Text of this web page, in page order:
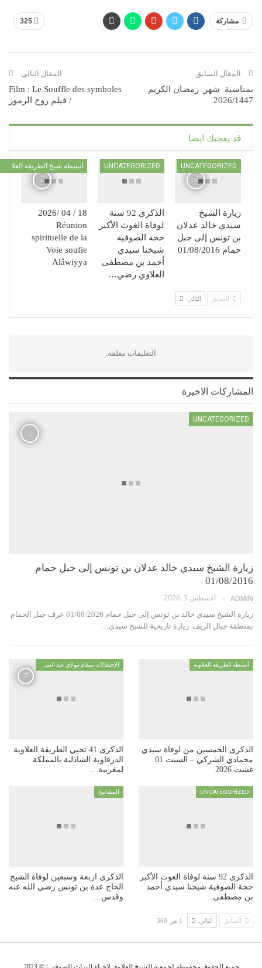
325 مشاركة
المقال السابق
بمناسبة شهر رمضان الكريم
2026/1447
المقال التالي
Film : Le Souffle des symboles
/ فيلم روح الرموز
قد يعجبك ايضا
UNCATEGORIZED
زيارة الشيخ
سيدي خالد عدلان
بن تونس إلى جبل
حمام 01/08/2016
UNCATEGORIZED
الذكرى 92 سنة
لوفاة الغوث الأكبر
حجة الصوفية
شيخنا سيدي
أحمد بن مصطفى
العلاوي رضي…
أنشطة شيخ الطريقة العلاوية
18 / 04 /2026
Réunion
spirituelle de la
Voie soufie
Alâwiyya
السابق التالي
التعليقات مغلقة.
المشاركات الاخيرة
UNCATEGORIZED
زيارة الشيخ سيدي خالد عدلان بن تونس إلى جبل حمام
01/08/2016
ADMIN أغسطس 3, 2026
زيارة الشيخ سيدي خالد بن تونس إلى جبل حمام 01/08/2026 عرف جبل الحمام
بمنطقة جبال الريف زيارة تاريخية للشيخ سيدي…
أنشطة الطريقة العلاوية
الذكرى الخمسين من لوفاة سيدي
محمادي الشركي – السبت 01
غشت 2026
الإحتفالات بمقام مولاي عبد السلام ابن مشيش
الذكرى 41 تحيي الطريقة العلاوية
الدرقاوية الشاذلية بالمملكة
لمغربية…
UNCATEGORIZED
الذكرى 92 سنة لوفاة الغوث الأكبر
حجة الصوفية شيخنا سيدي أحمد
بن مصطفى…
المشاييخ
الذكرى اربعة وسبعين لوفاة الشيخ
الحاج عدة بن تونس رضي الله عنه
وقدس…
السابق التالي 1 من 360